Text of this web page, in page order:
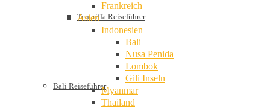
Teneriffa Reiseführer
Bali Reiseführer
Frankreich
Asien
Indonesien
Bali
Nusa Penida
Lombok
Gili Inseln
Myanmar
Thailand